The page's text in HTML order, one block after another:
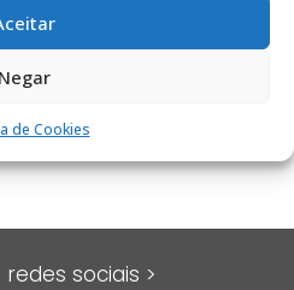
Negar
de Cookies
sociais >